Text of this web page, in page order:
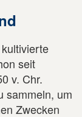
seit
v. Chr.
sammeln, um
Zwecken